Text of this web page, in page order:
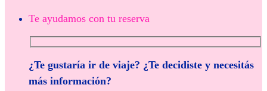
Te ayudamos con tu reserva
¿Te gustaría ir de viaje? ¿Te decidiste y necesitás
más información?